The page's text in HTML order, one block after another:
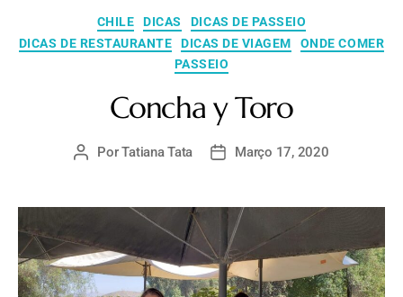
CHILE DICAS
DICAS DE PASSEIO
DICAS DE RESTAURANTE
DICAS DE VIAGEM
ONDE COMER
PASSEIO
Concha y Toro
PorTatiana Tata Março 17, 2020